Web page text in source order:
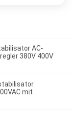
AC-
380V 400V
mit